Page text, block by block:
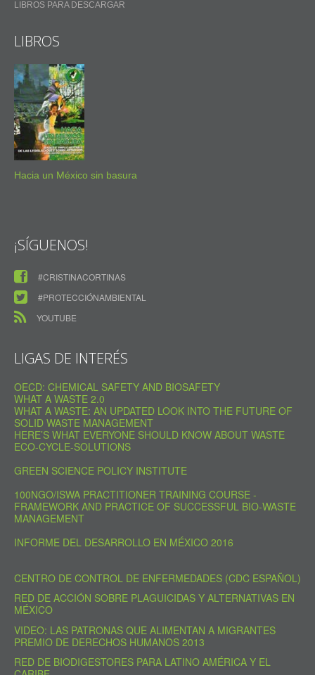
LIBROS PARA DESCARGAR
LIBROS
Hacia un México sin basura
¡SÍGUENOS!
#CRISTINACORTINAS
#PROTECCIÓNAMBIENTAL
YOUTUBE
LIGAS DE INTERÉS
OECD: CHEMICAL SAFETY AND BIOSAFETY
WHAT A WASTE 2.0
WHAT A WASTE: AN UPDATED LOOK INTO THE FUTURE OF
SOLID WASTE MANAGEMENT
HERE’S WHAT EVERYONE SHOULD KNOW ABOUT WASTE
ECO-CYCLE-SOLUTIONS
GREEN SCIENCE POLICY INSTITUTE
100NGO/ISWA PRACTITIONER TRAINING COURSE -
FRAMEWORK AND PRACTICE OF SUCCESSFUL BIO-WASTE
MANAGEMENT
INFORME DEL DESARROLLO EN MÉXICO 2016
CENTRO DE CONTROL DE ENFERMEDADES (CDC ESPAÑOL)
RED DE ACCIÓN SOBRE PLAGUICIDAS Y ALTERNATIVAS EN
MÉXICO
VIDEO: LAS PATRONAS QUE ALIMENTAN A MIGRANTES
PREMIO DE DERECHOS HUMANOS 2013
RED DE BIODIGESTORES PARA LATINO AMÉRICA Y EL